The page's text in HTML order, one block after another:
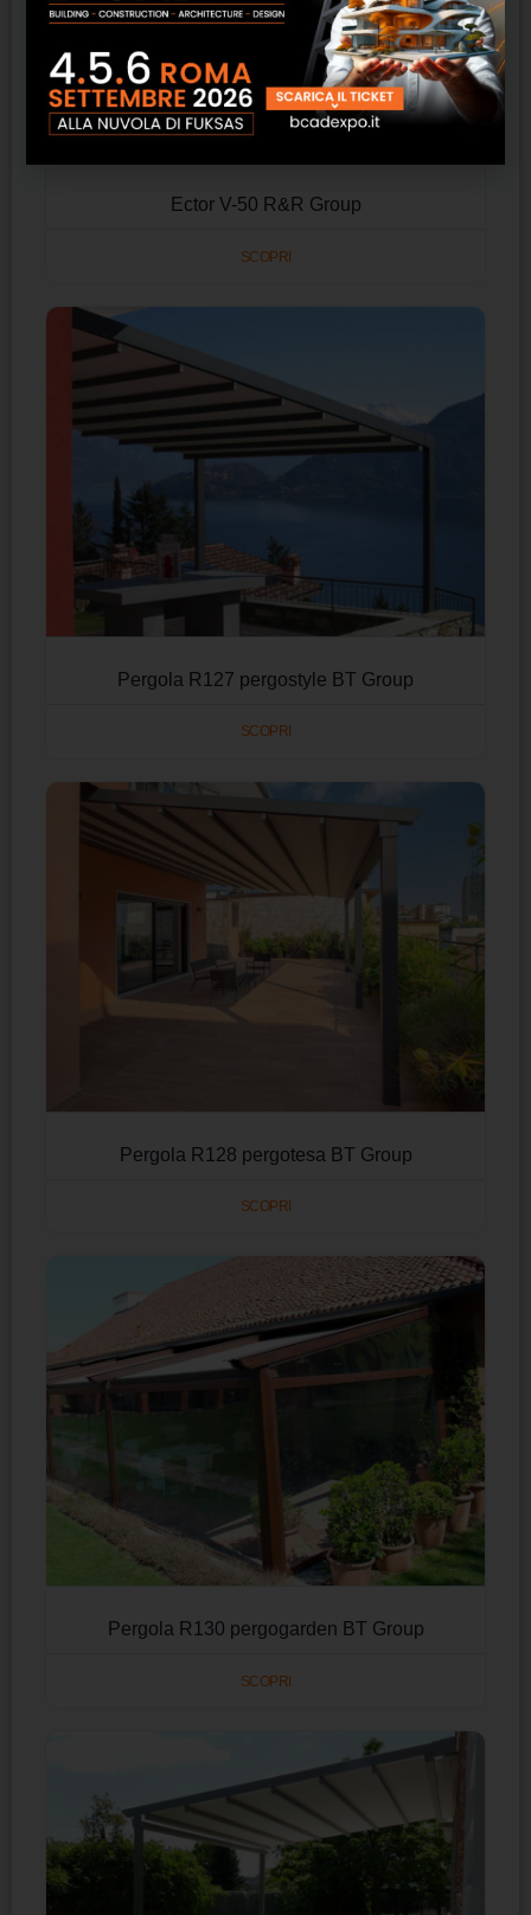
Ector V-50 R&R Group
SCOPRI
Pergola R127 pergostyle BT Group
SCOPRI
Pergola R128 pergotesa BT Group
SCOPRI
Pergola R130 pergogarden BT Group
SCOPRI